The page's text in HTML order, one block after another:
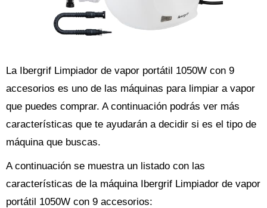
La Ibergrif Limpiador de vapor portátil 1050W con 9
accesorios es uno de las máquinas para limpiar a vapor
que puedes comprar. A continuación podrás ver más
características que te ayudarán a decidir si es el tipo de
máquina que buscas.
A continuación se muestra un listado con las
características de la máquina Ibergrif Limpiador de vapor
portátil 1050W con 9 accesorios: